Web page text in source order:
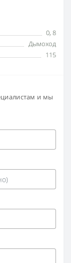
0, 8
Дымоход
115
и мы